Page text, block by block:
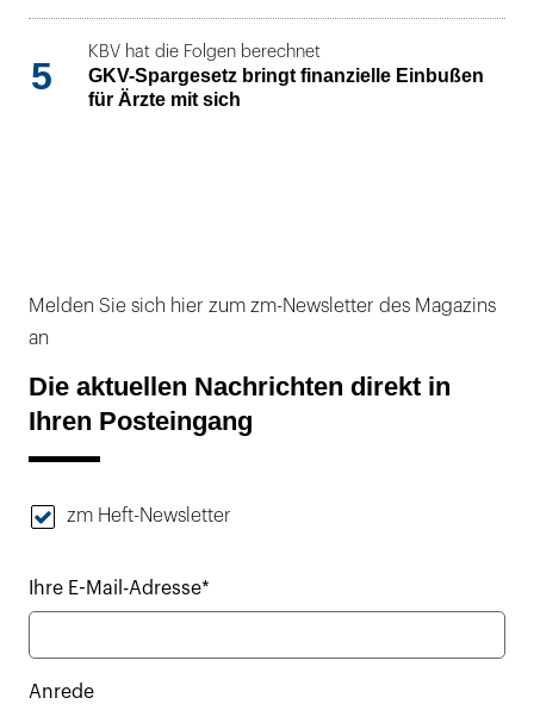
5
KBV hat die Folgen berechnet
GKV-Spargesetz bringt finanzielle Einbußen
für Ärzte mit sich
Melden Sie sich hier zum zm-Newsletter des Magazins
an
Die aktuellen Nachrichten direkt in
Ihren Posteingang
zm Heft-Newsletter
Ihre E-Mail-Adresse*
Anrede